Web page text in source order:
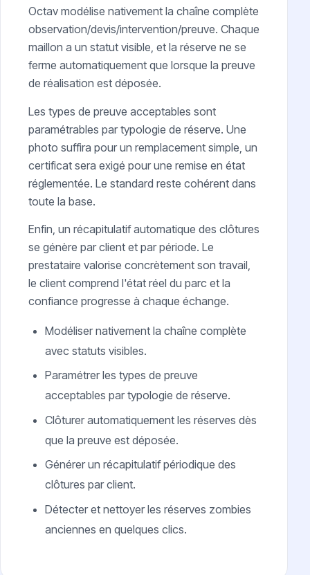
Octav modélise nativement la chaîne complète
observation/devis/intervention/preuve. Chaque
maillon a un statut visible, et la réserve ne se
ferme automatiquement que lorsque la preuve
de réalisation est déposée.
Les types de preuve acceptables sont
paramétrables par typologie de réserve. Une
photo suffira pour un remplacement simple, un
certificat sera exigé pour une remise en état
réglementée. Le standard reste cohérent dans
toute la base.
Enfin, un récapitulatif automatique des clôtures
se génère par client et par période. Le
prestataire valorise concrètement son travail,
le client comprend l'état réel du parc et la
confiance progresse à chaque échange.
Modéliser nativement la chaîne complète
avec statuts visibles.
Paramétrer les types de preuve
acceptables par typologie de réserve.
Clôturer automatiquement les réserves dès
que la preuve est déposée.
Générer un récapitulatif périodique des
clôtures par client.
Détecter et nettoyer les réserves zombies
anciennes en quelques clics.